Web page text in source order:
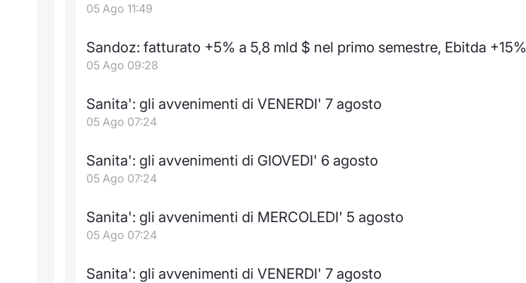
05 Ago 11:49
Sandoz: fatturato +5% a 5,8 mld $ nel primo semestre, Ebitda +15%
05 Ago 09:28
Sanita': gli avvenimenti di VENERDI' 7 agosto
05 Ago 07:24
Sanita': gli avvenimenti di GIOVEDI' 6 agosto
05 Ago 07:24
Sanita': gli avvenimenti di MERCOLEDI' 5 agosto
05 Ago 07:24
Sanita': gli avvenimenti di VENERDI' 7 agosto